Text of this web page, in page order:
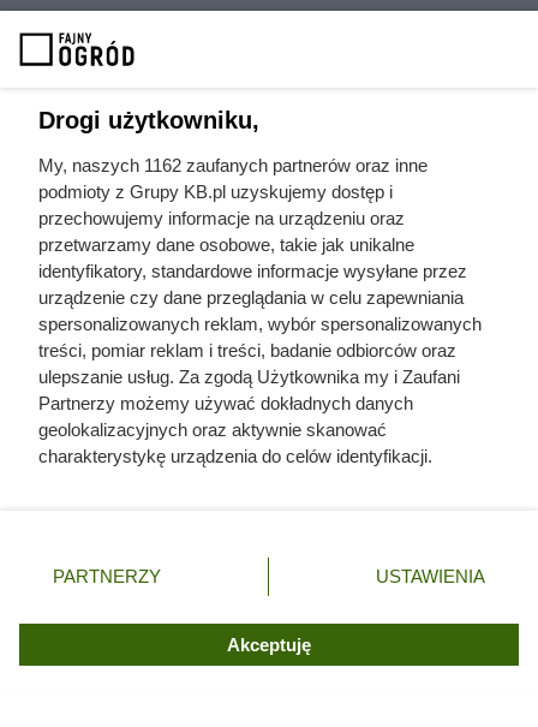
Czytaj także:
Drogi użytkowniku,
My, naszych 1162 zaufanych partnerów oraz inne
podmioty z Grupy KB.pl uzyskujemy dostęp i
przechowujemy informacje na urządzeniu oraz
przetwarzamy dane osobowe, takie jak unikalne
identyfikatory, standardowe informacje wysyłane przez
urządzenie czy dane przeglądania w celu zapewniania
spersonalizowanych reklam, wybór spersonalizowanych
treści, pomiar reklam i treści, badanie odbiorców oraz
ulepszanie usług. Za zgodą Użytkownika my i Zaufani
Partnerzy możemy używać dokładnych danych
geolokalizacyjnych oraz aktywnie skanować
charakterystykę urządzenia do celów identyfikacji.
zmienić/wycofać klikając przycisk ustawień prywatności
znajdujący się w lewym dolnym rogu strony. Niektóre
użytkownika, ale masz prawo sprzeciwić się takiemu
przetwarzaniu. Preferencje będą miały zastosowania tylko
PARTNERZY USTAWIENIA
Akceptuję